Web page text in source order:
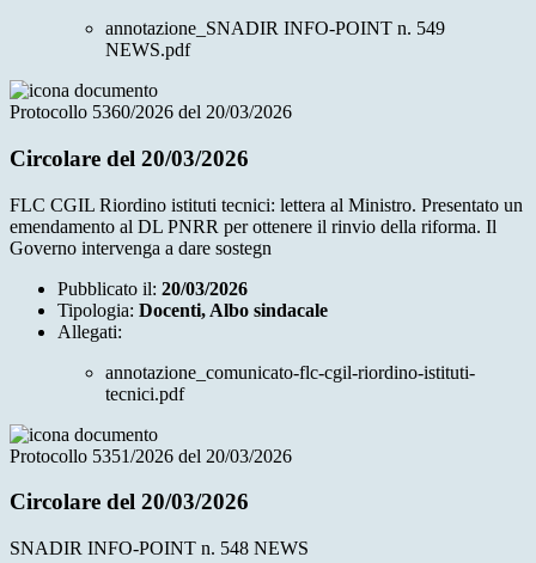
annotazione_SNADIR INFO-POINT n. 549
NEWS.pdf
Protocollo 5360/2026 del 20/03/2026
Circolare del 20/03/2026
FLC CGIL Riordino istituti tecnici: lettera al Ministro. Presentato un
emendamento al DL PNRR per ottenere il rinvio della riforma. Il
Governo intervenga a dare sostegn
Pubblicato il: 20/03/2026
Tipologia: Docenti, Albo sindacale
Allegati:
annotazione_comunicato-flc-cgil-riordino-istituti-
tecnici.pdf
Protocollo 5351/2026 del 20/03/2026
Circolare del 20/03/2026
SNADIR INFO-POINT n. 548 NEWS